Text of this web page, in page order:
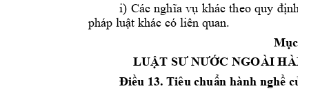
i) Các nghĩa vụ khác theo quy định
pháp luật khác có liên quan.
Mục 2
LUẬT SƯ NƯỚC NGOÀI
Điều 13. Tiêu chuẩn hành nghề củ